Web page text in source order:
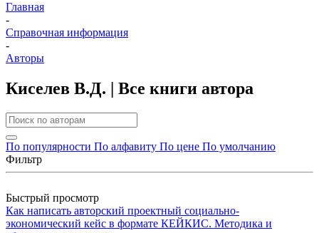
Главная
-
Справочная информация
-
Авторы
Киселев В.Д. | Все книги автора
По популярности По алфавиту По цене По умолчанию
Фильтр
Быстрый просмотр
Как написать авторский проектный социально-
экономический кейс в формате КЕЙКИС. Методика и